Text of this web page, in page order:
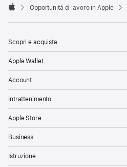

Opportunità di lavoro in Apple
Scopri e acquista
Apple Wallet
Account
Intrattenimento
Apple Store
Business
Istruzione